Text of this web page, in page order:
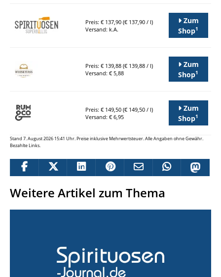
Preis: € 137,90 (€ 137,90 / l)
Versand: k.A.
Zum
Shop1
Preis: € 139,88 (€ 139,88 / l)
Versand: € 5,88
Zum
Shop1
Preis: € 149,50 (€ 149,50 / l)
Versand: € 6,95
Zum
Shop1
Stand 7. August 2026 15:41 Uhr. Preise inklusive Mehrwertsteuer. Alle Angaben ohne Gewähr.
Bezahlte Links.
Weitere Artikel zum Thema